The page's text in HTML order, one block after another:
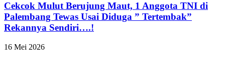
Cekcok Mulut Berujung Maut, 1 Anggota TNI di
Palembang Tewas Usai Diduga ” Tertembak”
Rekannya Sendiri….!
16 Mei 2026